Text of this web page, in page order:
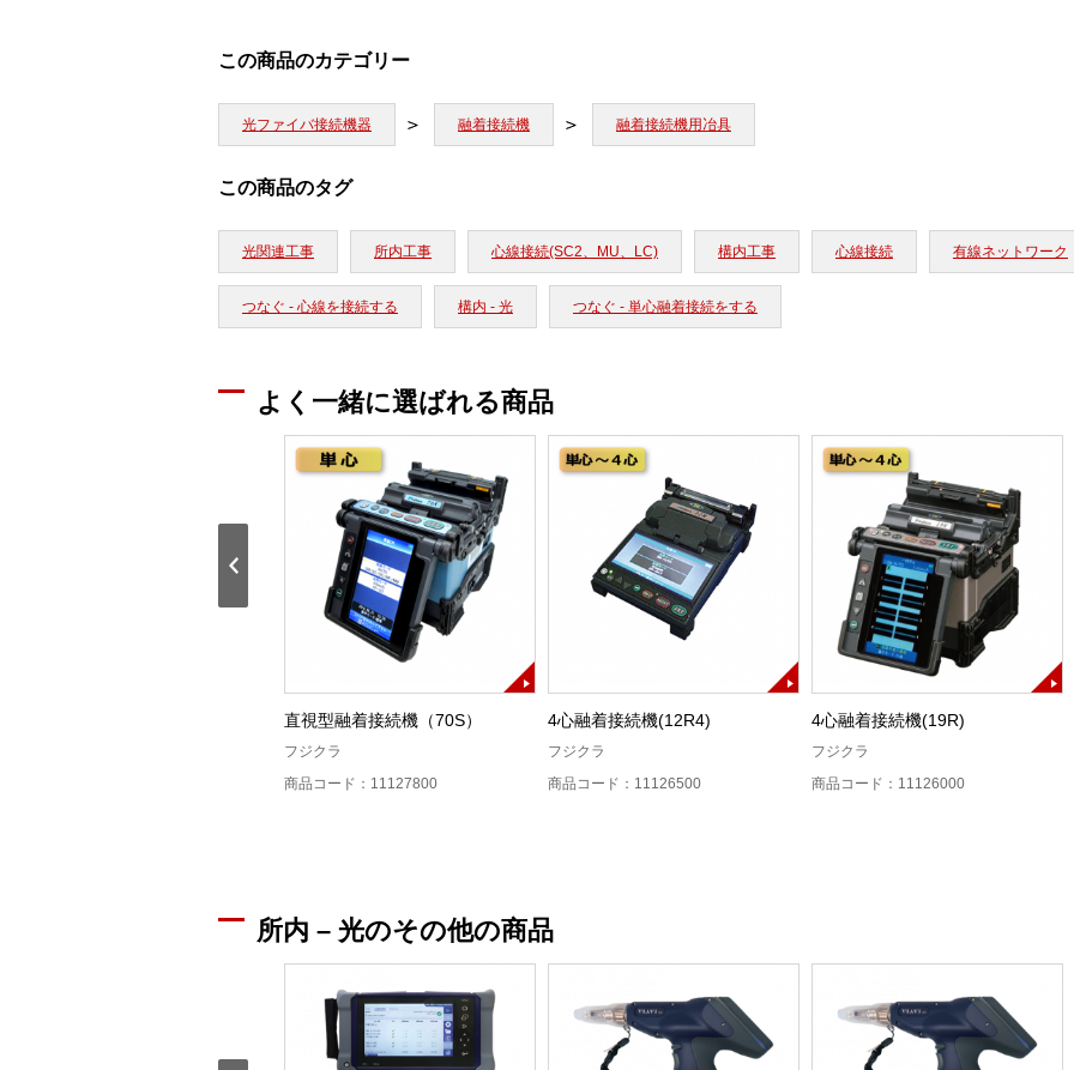
この商品のカテゴリー
光ファイバ接続機器 融着接続機 融着接続機用冶具
この商品のタグ
光関連工事 所内工事 心線接続(SC2、MU、LC) 構内工事 心線接続 有線ネットワーク
つなぐ - 心線を接続する 構内 - 光 つなぐ - 単心融着接続をする
よく一緒に選ばれる商品
直視型融着接続機（70S）
フジクラ
商品コード：11127800
4心融着接続機(12R4)
フジクラ
商品コード：11126500
4心融着接続機(19R)
フジクラ
商品コード：11126000
所内 – 光のその他の商品